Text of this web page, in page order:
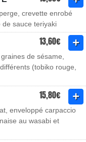
crevette enrobé
sauce teriyaki
13,60€
de sésame,
(tobiko rouge,
15,80€
enveloppé carpaccio
au wasabi et